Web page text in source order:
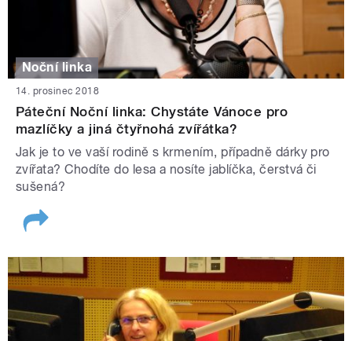
Noční linka
14. prosinec 2018
Páteční Noční linka: Chystáte Vánoce pro
mazlíčky a jiná čtyřnohá zvířátka?
Jak je to ve vaší rodině s krmením, případně dárky pro
zvířata? Chodíte do lesa a nosíte jablíčka, čerstvá či
sušená?